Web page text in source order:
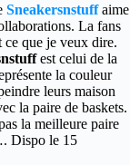
Sneakersnstuffaime
La fans
ce que je veux dire.
est celui de la
la couleur
leurs maison
la paire de baskets.
la meilleure paire
Dispo le 15